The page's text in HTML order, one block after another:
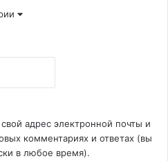
адрес электронной почты и
комментариях и ответах (вы
в любое время).